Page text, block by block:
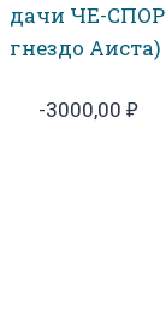
дачи ЧЕ-
гнездо Аиста)
-3000,00 ₽